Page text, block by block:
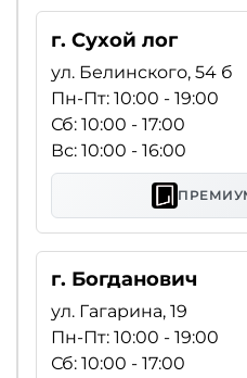
г. Сухой лог
ул. Белинского, 54 б
Пн-Пт: 10:00 - 19:00
Сб: 10:00 - 17:00
Вс: 10:00 - 16:00
г. Богданович
ул. Гагарина, 19
Пн-Пт: 10:00 - 19:00
Сб: 10:00 - 17:00